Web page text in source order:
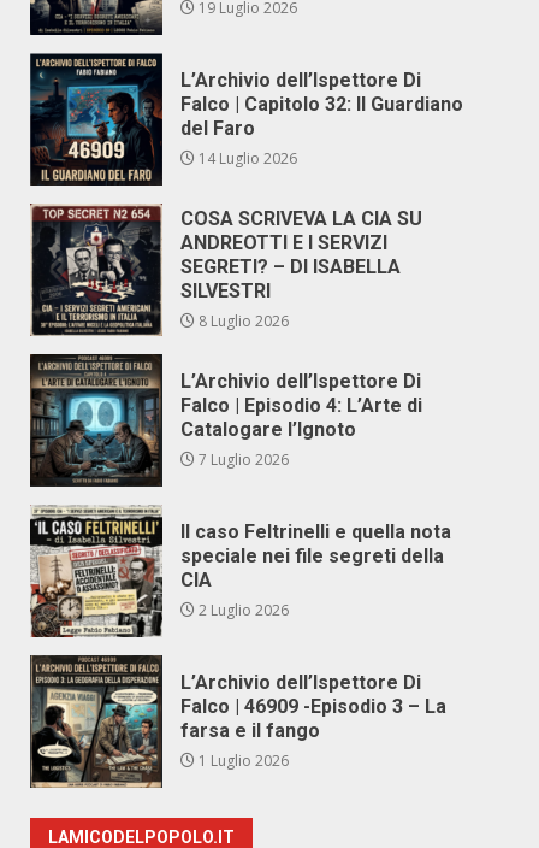
19 Luglio 2026
L’Archivio dell’Ispettore Di
Falco | Capitolo 32: Il Guardiano
del Faro
14 Luglio 2026
COSA SCRIVEVA LA CIA SU
ANDREOTTI E I SERVIZI
SEGRETI? – DI ISABELLA
SILVESTRI
8 Luglio 2026
L’Archivio dell’Ispettore Di
Falco | Episodio 4: L’Arte di
Catalogare l’Ignoto
7 Luglio 2026
Il caso Feltrinelli e quella nota
speciale nei file segreti della
CIA
2 Luglio 2026
L’Archivio dell’Ispettore Di
Falco | 46909 -Episodio 3 – La
farsa e il fango
1 Luglio 2026
LAMICODELPOPOLO.IT